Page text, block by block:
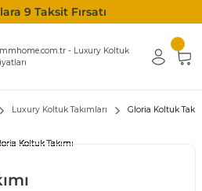
9 Taksit Fırsatı
Luxury Koltuk Takımları Gloria Koltuk